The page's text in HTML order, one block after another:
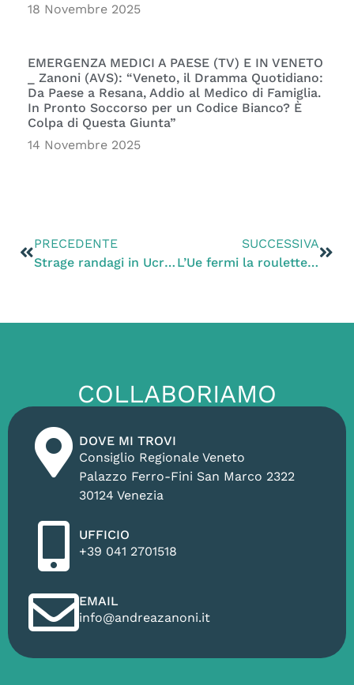
18 Novembre 2025
EMERGENZA MEDICI A PAESE (TV) E IN VENETO
_ Zanoni (AVS): “Veneto, il Dramma Quotidiano:
Da Paese a Resana, Addio al Medico di Famiglia.
In Pronto Soccorso per un Codice Bianco? È
Colpa di Questa Giunta”
14 Novembre 2025
PRECEDENTE
Strage randagi in Ucraina, Kiev risponde a Zanoni
SUCCESSIVA
L’Ue fermi la roulette russa dei cervi a Bolzano
COLLABORIAMO
DOVE MI TROVI
Consiglio Regionale Veneto
Palazzo Ferro-Fini San Marco 2322
30124 Venezia
UFFICIO
+39 041 2701518
EMAIL
info@andreazanoni.it